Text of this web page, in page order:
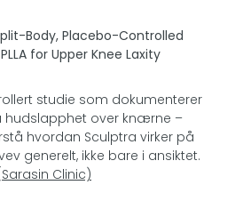
Body, Placebo-Controlled
for Upper Knee Laxity
studie som dokumenterer
hudslapphet over knærne –
hvordan Sculptra virker på
generelt, ikke bare i ansiktet.
Clinic)